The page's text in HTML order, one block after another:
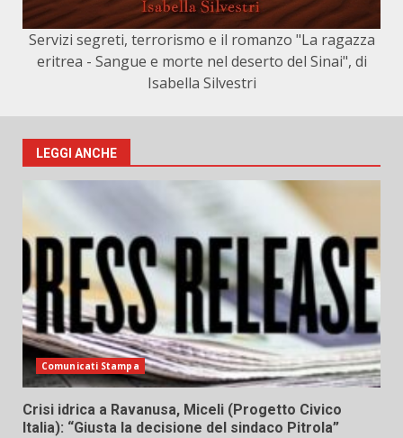
Servizi segreti, terrorismo e il romanzo "La ragazza
eritrea - Sangue e morte nel deserto del Sinai", di
Isabella Silvestri
LEGGI ANCHE
Comunicati Stampa
Crisi idrica a Ravanusa, Miceli (Progetto Civico
Italia): “Giusta la decisione del sindaco Pitrola”